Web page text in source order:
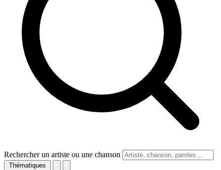
Rechercher un artiste ou une chanson
Thématiques